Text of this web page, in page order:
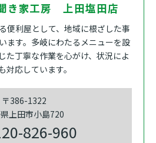
き家工房 上田塩田店
便利屋として、地域に根ざした事
ます。多岐にわたるメニューを設
た丁寧な作業を心がけ、状況によ
対応しています。
〒386-1322
上田市小島720
826-960